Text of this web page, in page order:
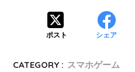
ポスト シェア
CATEGORY : スマホゲーム